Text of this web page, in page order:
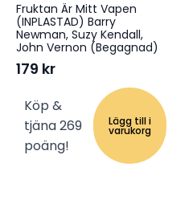
Fruktan Är Mitt Vapen
(INPLASTAD) Barry
Newman, Suzy Kendall,
John Vernon (Begagnad)
179 kr
Köp &
tjäna 269
poäng!
Lägg till i
varukorg